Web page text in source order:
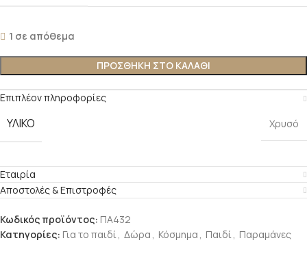
1 σε απόθεμα
ΠΡΟΣΘΉΚΗ ΣΤΟ ΚΑΛΆΘΙ
Επιπλέον πληροφορίες
ΥΛΙΚΌ Χρυσό
Εταιρία
Αποστολές & Επιστροφές
Κωδικός προϊόντος: ΠΑ432
Κατηγορίες: Για το παιδί, Δώρα , Κόσμημα , Παιδί, Παραμάνες